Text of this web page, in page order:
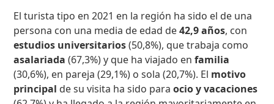
El turista tipo en 2021 en la región ha sido el de una
persona con una media de edad de42,9 años, con
estudios universitarios(50,8%), que trabaja como
asalariada (67,3%) y que ha viajado enfamilia
(30,6%), en pareja (29,1%) o sola (20,7%). El motivo
principal de su visita ha sido paraocio y vacaciones